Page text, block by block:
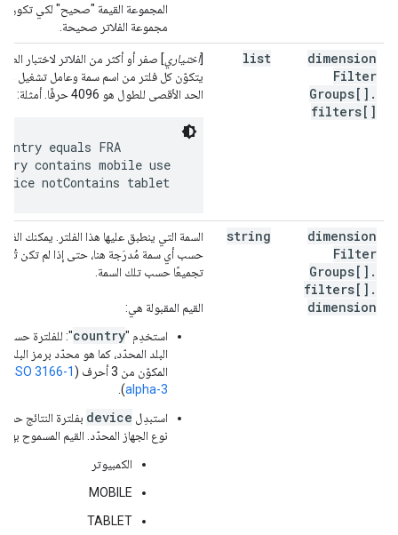
المجموعة القيمة "صحيح" لكي تكون
مجموعة الفلاتر صحيحة.
dimension
Filter
Groups[] .
filters[]
list
[اختياري ] صفر أو أكثر من الفلاتر لاختبار
يتكوّن كل فلتر من اسم سمة وعامل تشغيل
الحد الأقصى للطول هو 4096 حرفًا. أمثلة:
equals FRA
contains mobile use
notContains tablet
dimension
Filter
Groups[] .
filters[] .
dimension
string
السمة التي ينطبق عليها هذا الفلتر. يمكنك
حسب أي سمة مُدرَجة هنا، حتى إذا لم تكن
تجميعًا حسب تلك السمة.
القيم المقبولة هي:
استخدِم "country": للفلترة حسب
البلد المحدّد، كما هو محدّد برمز البلد
المكوّن من 3 أحرف (
ISO 3166-1
alpha-3
).
استبدِل device بفلترة النتائج
نوع الجهاز المحدّد. القيم المسموح بها:
الكمبيوتر
MOBILE
TABLET